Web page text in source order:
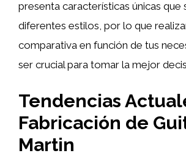
presenta características únicas que
diferentes estilos, por lo que
comparativa en función de tus
ser crucial para tomar la mejor
Tendencias
Fabricación de
Martin